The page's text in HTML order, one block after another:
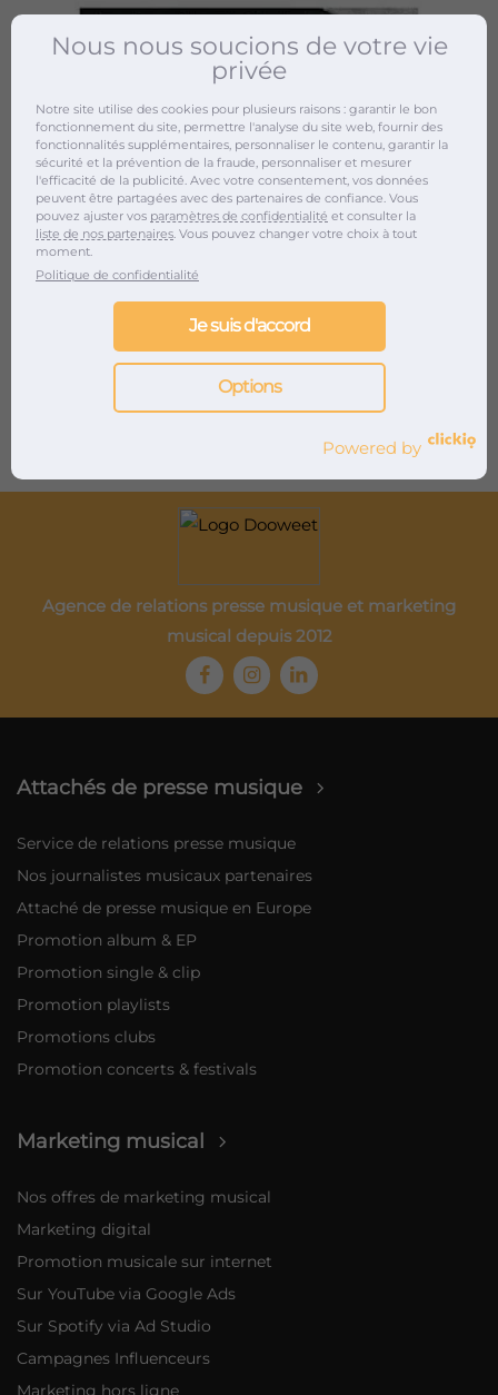
Agence de relations presse musique et marketing
musical depuis 2012
Attachés de presse musique
Service de relations presse musique
Nos journalistes musicaux partenaires
Attaché de presse musique en Europe
Promotion album & EP
Promotion single & clip
Promotion playlists
Promotions clubs
Promotion concerts & festivals
Marketing musical
Nos offres de marketing musical
Marketing digital
Promotion musicale sur internet
Sur YouTube via Google Ads
Sur Spotify via Ad Studio
Campagnes Influenceurs
Marketing hors ligne
Nous nous soucions de votre vie
privée
Notre site utilise des cookies pour plusieurs raisons : garantir le bon
fonctionnement du site, permettre l'analyse du site web, fournir des
fonctionnalités supplémentaires, personnaliser le contenu, garantir la
sécurité et la prévention de la fraude, personnaliser et mesurer
l'efficacité de la publicité. Avec votre consentement, vos données
peuvent être partagées avec des partenaires de confiance. Vous
pouvez ajuster vos paramètres de confidentialité et consulter la
liste de nos partenaires . Vous pouvez changer votre choix à tout
moment.
Politique de confidentialité
Options
Je suis d'accord
Powered by